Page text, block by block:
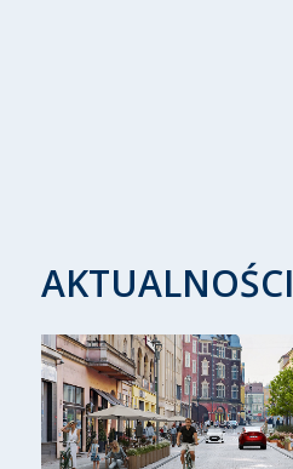
AKTUALNOŚCI